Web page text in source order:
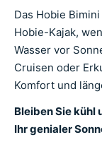
Das Hobie
Hobie-Kajak,
Wasser vor
Cruisen oder
Komfort und
Bleiben Sie kühl
Ihr genialer